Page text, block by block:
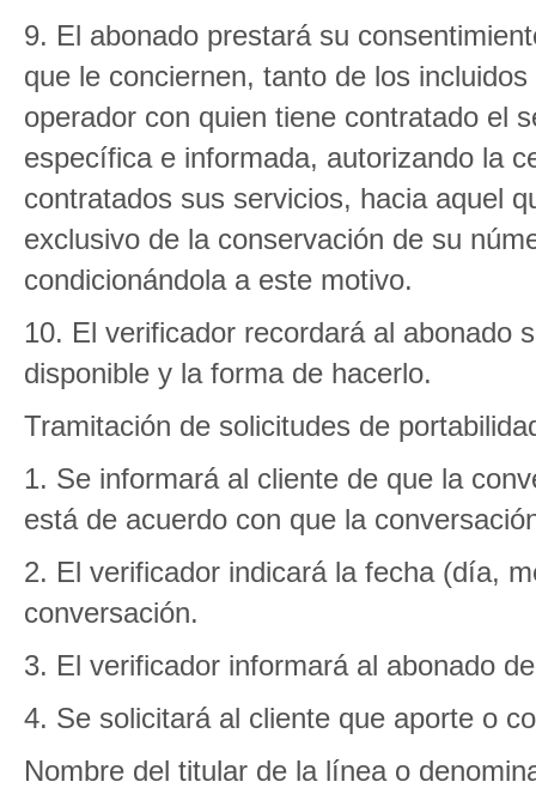
9. El abonado prestará su
que le conciernen, tanto de los
operador con quien tiene contratado el
específica e informada, autorizando la
contratados sus servicios, hacia aquel
exclusivo de la conservación de su
condicionándola a este motivo.
10. El verificador recordará al abonado
disponible y la forma de hacerlo.
Tramitación de solicitudes de
1. Se informará al cliente de que la
está de acuerdo con que la
2. El verificador indicará la fecha (día,
conversación.
3. El verificador informará al abonado
4. Se solicitará al cliente que aporte o
Nombre del titular de la línea o